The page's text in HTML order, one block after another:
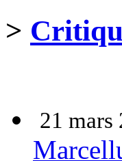
>
21 mars